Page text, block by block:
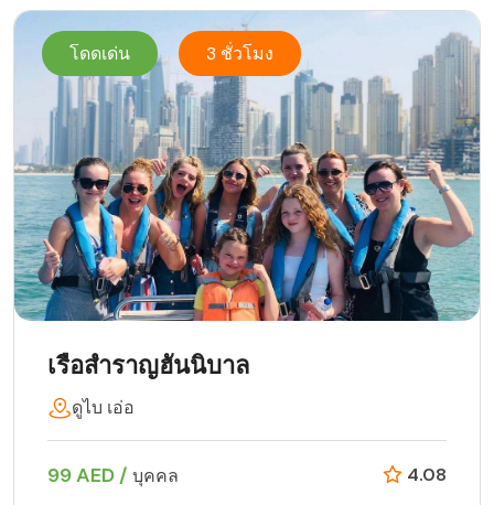
โดดเด่น 3 ชั่วโมง
เรือสำราญฮันนิบาล
ดูไบ เอ่อ
99 AED / บุคคล 4.08